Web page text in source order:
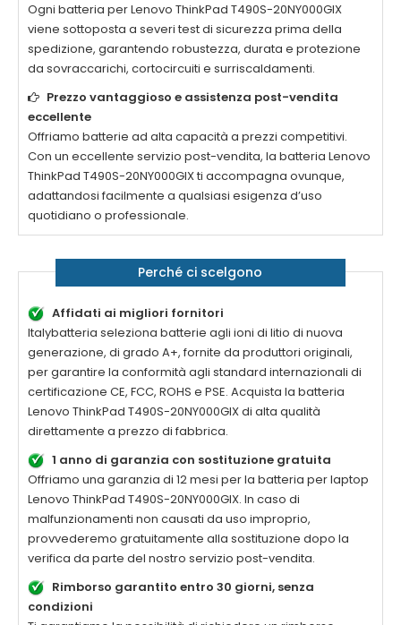
Ogni batteria per Lenovo ThinkPad T490S-20NY000GIX
viene sottoposta a severi test di sicurezza prima della
spedizione, garantendo robustezza, durata e protezione
da sovraccarichi, cortocircuiti e surriscaldamenti.
Prezzo vantaggioso e assistenza post-vendita
eccellente
Offriamo batterie ad alta capacità a prezzi competitivi.
Con un eccellente servizio post-vendita, la batteria Lenovo
ThinkPad T490S-20NY000GIXti accompagna ovunque,
adattandosi facilmente a qualsiasi esigenza d’uso
quotidiano o professionale.
Perché ci scelgono
Affidati ai migliori fornitori
Italybatteria seleziona batterie agli ioni di litio di nuova
generazione, di grado A+, fornite da produttori originali,
per garantire la conformità agli standard internazionali di
certificazione CE, FCC, ROHS e PSE. Acquista la batteria
Lenovo ThinkPad T490S-20NY000GIX di alta qualità
direttamente a prezzo di fabbrica.
1 anno di garanzia con sostituzione gratuita
Offriamo una garanzia di 12 mesi per la batteria per laptop
Lenovo ThinkPad T490S-20NY000GIX. In caso di
malfunzionamenti non causati da uso improprio,
provvederemo gratuitamente alla sostituzione dopo la
verifica da parte del nostro servizio post-vendita.
Rimborso garantito entro 30 giorni, senza
condizioni